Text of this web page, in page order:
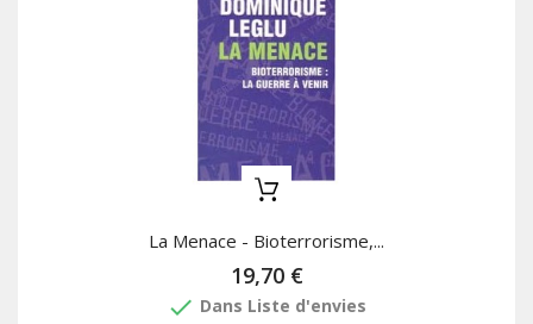
La Menace - Bioterrorisme,...
19,70 €
done Dans Liste d'envies